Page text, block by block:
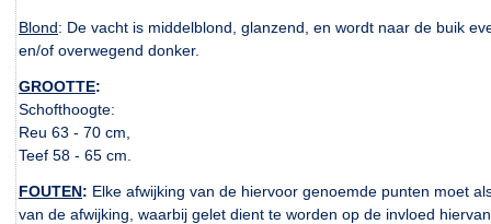
Blond: De vacht is middelblond, glanzend, en wordt naar de buik
en/of overwegend donker.
GROOTTE:
Schofthoogte:
Reu 63 - 70 cm,
Teef 58 - 65 cm.
FOUTEN: Elke afwijking van de hiervoor genoemde punten moet
van de afwijking, waarbij gelet dient te worden op de invloed